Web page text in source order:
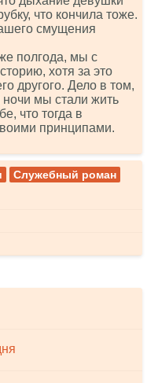
что кончила тоже.
смущения
полгода, мы с
хотя за это
другого. Дело в том,
ночи мы стали жить
что тогда в
принципами.
Служебный роман